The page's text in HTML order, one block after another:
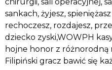
sankach, żyjesz,
rechoczesz, rozdajesz,
dziecko zyski,WOWPH
hojne honor z
Filipiński gracz bawić się